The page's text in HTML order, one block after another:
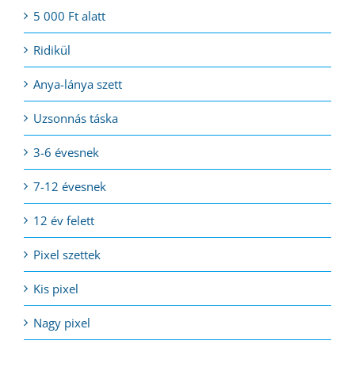
5 000 Ft alatt
Ridikül
Anya-lánya szett
Uzsonnás táska
3-6 évesnek
7-12 évesnek
12 év felett
Pixel szettek
Kis pixel
Nagy pixel